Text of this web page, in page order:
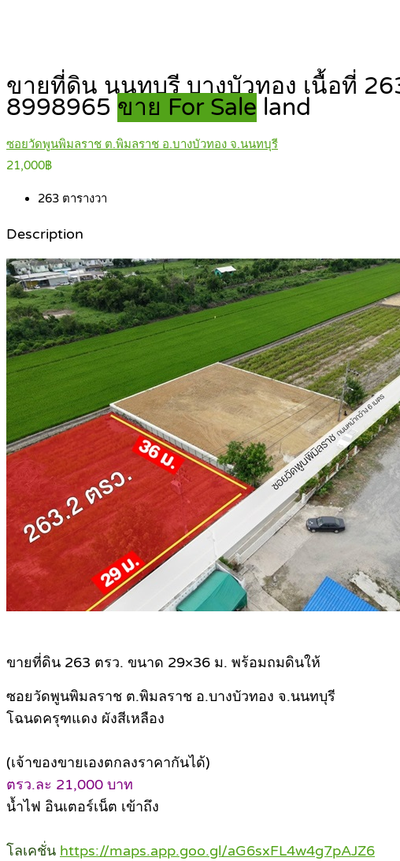
ขายที่ดิน นนทบุรี บางบัวทอง เนื้อที่
8998965 ขาย For Sale land
ซอยวัดพูนพิมลราช ต.พิมลราช อ.บางบัวทอง จ.นนทบุรี
21,000฿
263 ตารางวา
Description
ขายที่ดิน 263 ตรว. ขนาด 29×36 ม. พร้อมถมดินให้
ซอยวัดพูนพิมลราช ต.พิมลราช อ.บางบัวทอง จ.นนทบุรี
โฉนดครุฑแดง ผังสีเหลือง
(เจ้าของขายเองตกลงราคากันได้)
ตรว.ละ 21,000 บาท
น้ำไฟ อินเตอร์เน็ต เข้าถึง
โลเคชั่น https://maps.app.goo.gl/aG6sxFL4w4g7pAJZ6